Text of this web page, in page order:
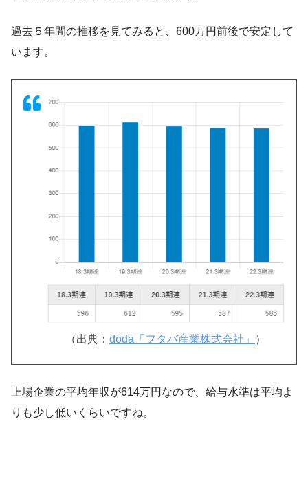
過去５年間の推移を見てみると、600万円前後で安定して
います。
（出典： doda「フタバ産業株式会社」 ）
上場企業の平均年収が614万円なので、給与水準は平均よ
りも少し低いくらいですね。